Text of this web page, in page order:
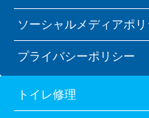
ソーシャルメディアポ
プライバシーポリシー
トイレ修理